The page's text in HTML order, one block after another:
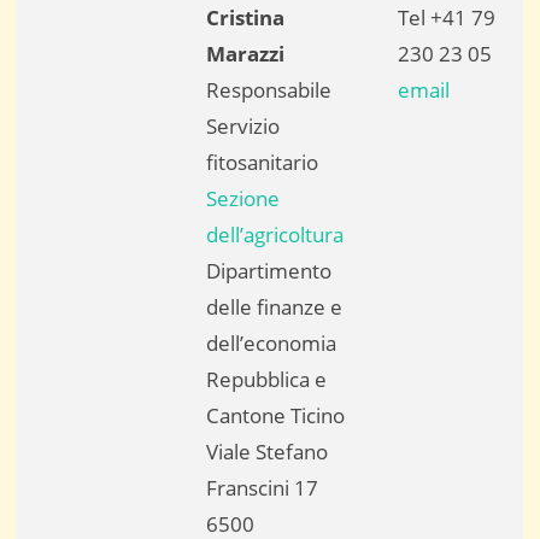
Cristina
Marazzi
Responsabile
Servizio
fitosanitario
Sezione
dell’agricoltura
Dipartimento
delle finanze e
dell’economia
Repubblica e
Cantone Ticino
Viale Stefano
Franscini 17
6500
Tel +41 79
230 23 05
email